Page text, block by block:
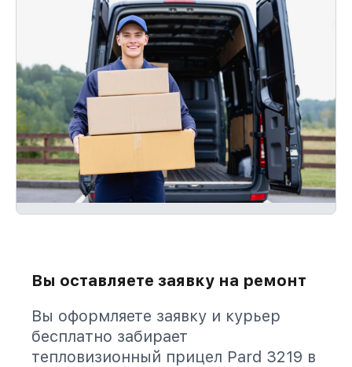
Вы оставляете заявку на ремонт
Вы оформляете заявку и курьер
бесплатно забирает
тепловизионный прицел Pard 3219 в